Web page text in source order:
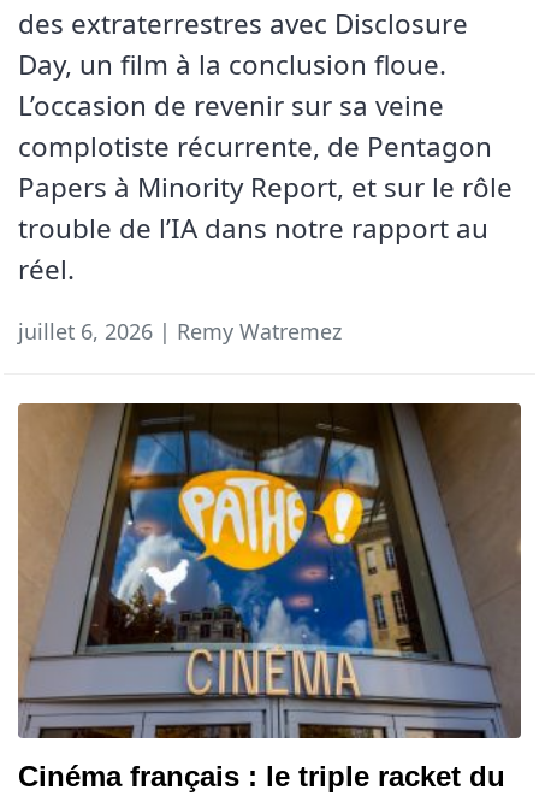
des extraterrestres avec Disclosure
Day, un film à la conclusion floue.
L’occasion de revenir sur sa veine
complotiste récurrente, de Pentagon
Papers à Minority Report, et sur le rôle
trouble de l’IA dans notre rapport au
réel.
juillet 6, 2026 | Remy Watremez
Cinéma français : le triple racket du